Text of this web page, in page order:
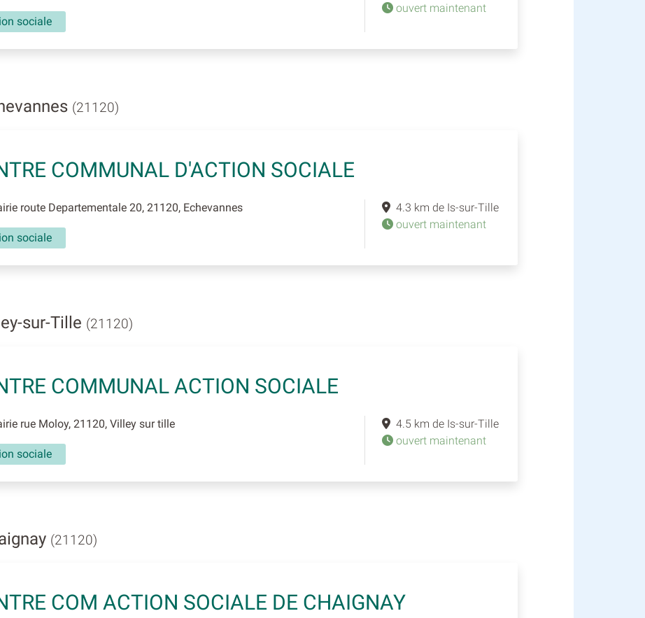
sociale
ouvert maintenant
(21120)
COMMUNAL D'ACTION SOCIALE
route Departementale 20, 21120, Echevannes
sociale
4.3 km de Is-sur-Tille
ouvert maintenant
sur-Tille (21120)
COMMUNAL ACTION SOCIALE
rue Moloy, 21120, Villey sur tille
sociale
4.5 km de Is-sur-Tille
ouvert maintenant
(21120)
COM ACTION SOCIALE DE CHAIGNAY